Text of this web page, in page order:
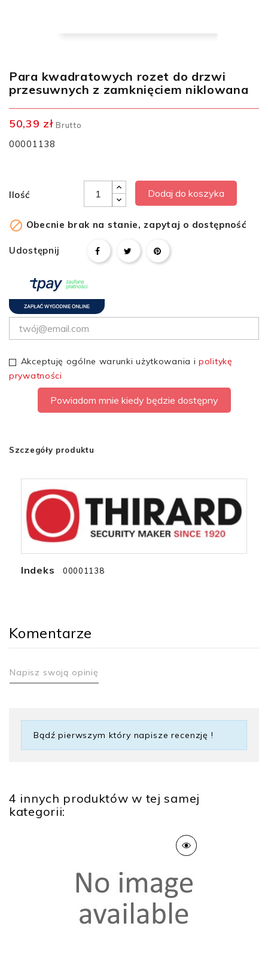
Para kwadratowych rozet do drzwi
przesuwnych z zamknięciem niklowana
50,39 zł Brutto
00001138
Ilość Dodaj do koszyka
 Obecnie brak na stanie, zapytaj o dostępność
Udostępnij
Akceptuję ogólne warunki użytkowania ipolitykę
prywatności
Powiadom mnie kiedy będzie dostępny
Szczegóły produktu
Indeks 00001138
Komentarze
Napisz swoją opinię
Bądź pierwszym który napisze recenzję !
4 innych produktów w tej samej
kategorii: